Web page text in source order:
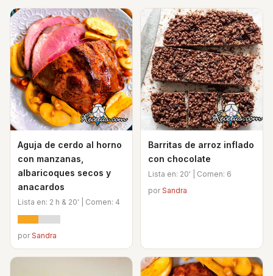
Aguja de cerdo al horno
con manzanas,
albaricoques secos y
anacardos
Lista en: 2 h & 20' | Comen: 4
porSandra
Barritas de arroz inflado
con chocolate
Lista en: 20' | Comen: 6
porSandra